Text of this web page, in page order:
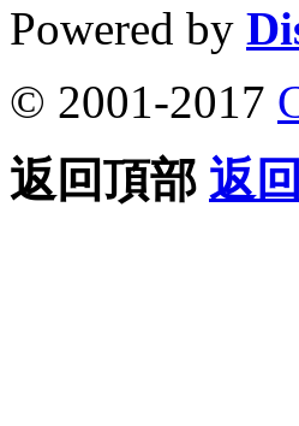
Powered by
© 2001-2017
返回頂部 返